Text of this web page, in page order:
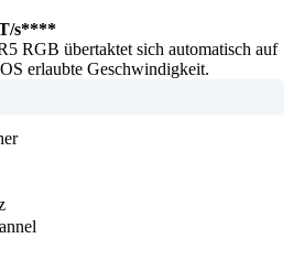
s****
RGB übertaktet sich automatisch auf
erlaubte Geschwindigkeit.